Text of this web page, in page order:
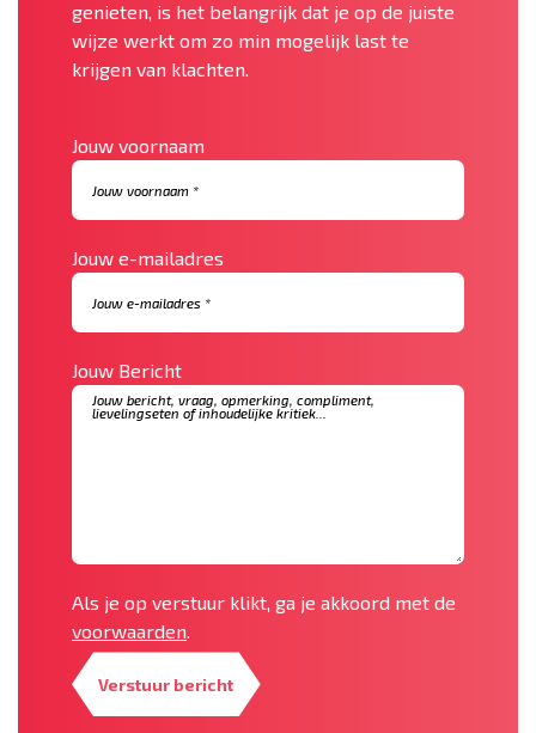
genieten, is het belangrijk dat je op de juiste
wijze werkt om zo min mogelijk last te
krijgen van klachten.
Jouw voornaam
Jouw e-mailadres
Jouw Bericht
Als je op verstuur klikt, ga je akkoord met de
voorwaarden.
Verstuur bericht